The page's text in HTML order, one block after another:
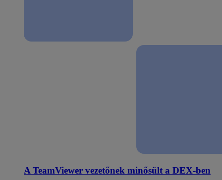
A TeamViewer vezetőnek minősült a DEX-ben